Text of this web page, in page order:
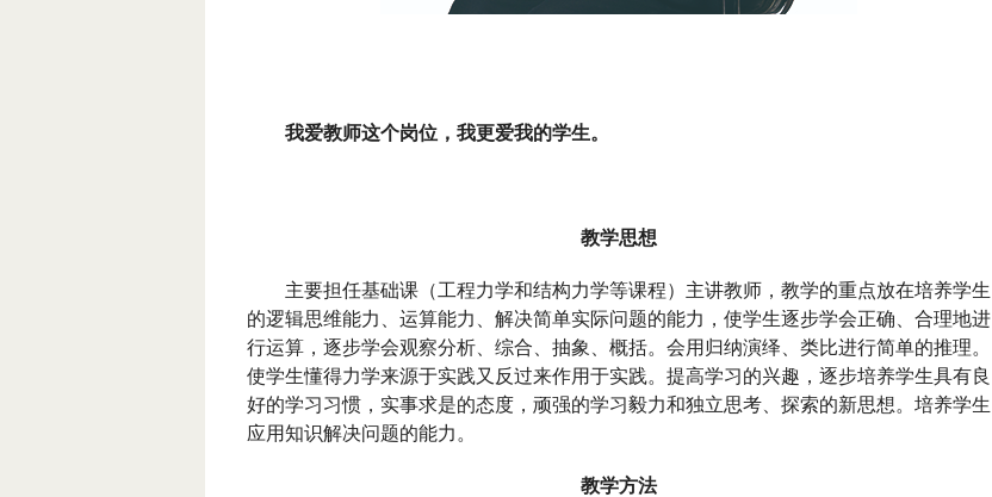
我爱教师这个岗位，我更爱我的学生。
教学思想
主要担任基础课（工程力学和结构力学等课程）主讲教师，教学的重点放在培养学生
的逻辑思维能力、运算能力、解决简单实际问题的能力，使学生逐步学会正确、合理地进
行运算，逐步学会观察分析、综合、抽象、概括。会用归纳演绎、类比进行简单的推理。
使学生懂得力学来源于实践又反过来作用于实践。提高学习的兴趣，逐步培养学生具有良
好的学习习惯，实事求是的态度，顽强的学习毅力和独立思考、探索的新思想。培养学生
应用知识解决问题的能力。
教学方法